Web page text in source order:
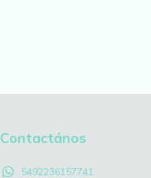
Contactános
5492236157741